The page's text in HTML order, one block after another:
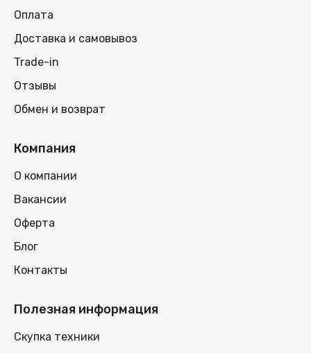
Оплата
Доставка и самовывоз
Trade-in
Отзывы
Обмен и возврат
Компания
О компании
Вакансии
Оферта
Блог
Контакты
Полезная информация
Скупка техники